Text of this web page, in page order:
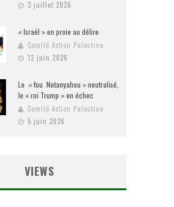
3 juillet 2026
« Israël » en proie au délire
Comité Action Palestine
12 juin 2026
Le « fou Netanyahou » neutralisé,
le « roi Trump » en échec
Comité Action Palestine
5 juin 2026
VIEWS